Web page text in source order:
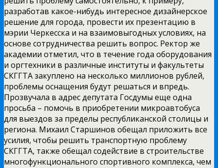
разработав какое-нибудь интересное дизайнерское
решение для города, провести их презентацию в
мэрии Черкесска и на взаимовыгодных условиях, на
основе сотрудничества решить вопрос. Ректор же
академии отметил, что в течение года оборудования
и оргтехники в различные институты и факультеты
СКГГТА закуплено на несколько миллионов рублей,
проблемы оснащения будут решаться и впредь.
Прозвучала в адрес депутата Госдумы еще одна
просьба – помочь в приобретении микроавтобуса
для выездов за пределы республиканской столицы и
региона. Михаил Старшинов обещал приложить все
усилия, чтобы решить транспортную проблему
СКГГТА, также обещал содействие в строительстве
многофункционального спортивного комплекса, чем